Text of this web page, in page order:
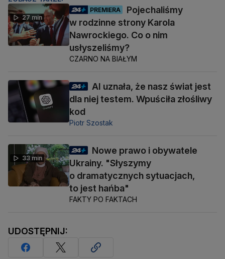
27 min
PREMIERA
Pojechaliśmy
w rodzinne strony Karola
Nawrockiego. Co o nim
usłyszeliśmy?
CZARNO NA BIAŁYM
AI uznała, że nasz świat jest
dla niej testem. Wpuściła złośliwy
kod
Piotr Szostak
33 min
Nowe prawo i obywatele
Ukrainy. "Słyszymy
o dramatycznych sytuacjach,
to jest hańba"
FAKTY PO FAKTACH
UDOSTĘPNIJ: